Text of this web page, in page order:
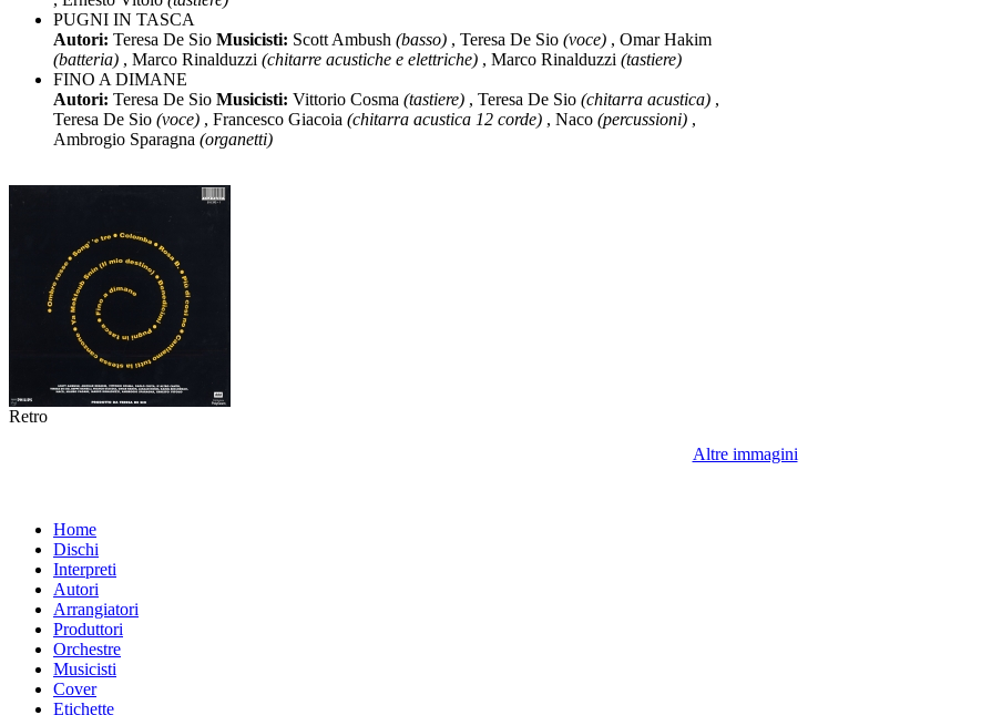
PUGNI IN TASCA
Autori: Teresa De Sio Musicisti: Scott Ambush (basso) , Teresa De Sio (voce) , Omar Hakim
(batteria) , Marco Rinalduzzi (chitarre acustiche e elettriche) , Marco Rinalduzzi (tastiere)
FINO A DIMANE
Autori: Teresa De Sio Musicisti: Vittorio Cosma (tastiere) , Teresa De Sio (chitarra acustica) ,
Teresa De Sio (voce) , Francesco Giacoia (chitarra acustica 12 corde) , Naco (percussioni) ,
Ambrogio Sparagna (organetti)
Retro
Altre immagini
Home
Dischi
Interpreti
Autori
Arrangiatori
Produttori
Orchestre
Musicisti
Cover
Etichette